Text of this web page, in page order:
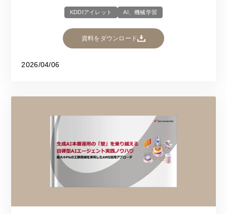
KDDIアイレット AI、機械学習
資料をダウンロード
2026/04/06